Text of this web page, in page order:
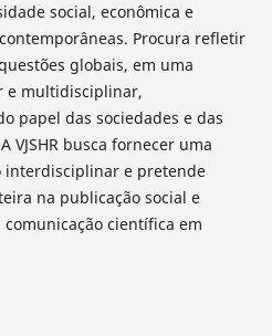
social, econômica e
Procura refletir
globais, em uma
e multidisciplinar,
papel das sociedades e das
VJSHR busca fornecer uma
interdisciplinar e pretende
na publicação social e
científica em